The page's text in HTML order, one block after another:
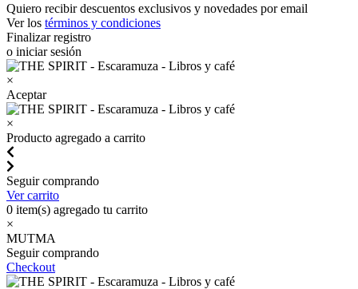
Quiero recibir descuentos exclusivos y novedades por email
Ver los términos y condiciones
Finalizar registro
o iniciar sesión
×
Aceptar
×
Producto agregado a carrito
Seguir comprando
Ver carrito
0 item(s) agregado tu carrito
×
MUTMA
Seguir comprando
Checkout